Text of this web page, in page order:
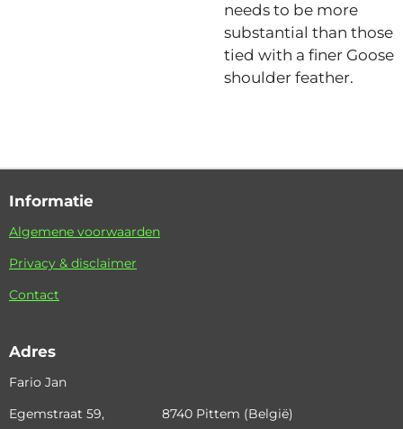
needs to be more
substantial than those
tied with a finer Goose
shoulder feather.
Informatie
Algemene voorwaarden
Privacy & disclaimer
Contact
Adres
Fario Jan
Egemstraat 59, 8740 Pittem (België)